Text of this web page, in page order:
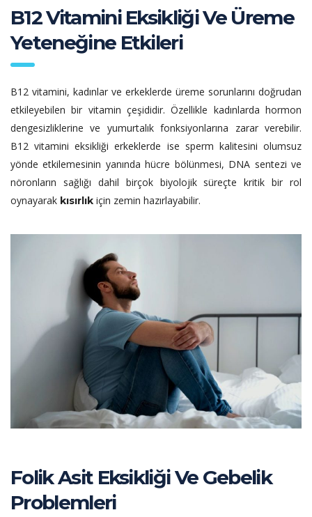
B12 Vitamini Eksikliği Ve Üreme
Yeteneğine Etkileri
B12 vitamini, kadınlar ve erkeklerde üreme sorunlarını doğrudan
etkileyebilen bir vitamin çeşididir. Özellikle kadınlarda hormon
dengesizliklerine ve yumurtalık fonksiyonlarına zarar verebilir.
B12 vitamini eksikliği erkeklerde ise sperm kalitesini olumsuz
yönde etkilemesinin yanında hücre bölünmesi, DNA sentezi ve
nöronların sağlığı dahil birçok biyolojik süreçte kritik bir rol
oynayarak kısırlık için zemin hazırlayabilir.
Folik Asit Eksikliği Ve Gebelik
Problemleri